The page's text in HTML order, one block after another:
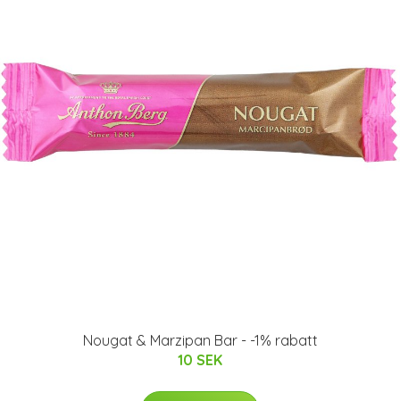
Nougat & Marzipan Bar - -1% rabatt
10 SEK